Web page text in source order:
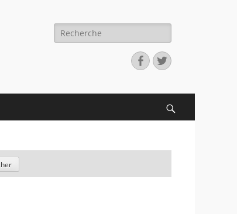
Recherche
pour:
Facebook
Twitter